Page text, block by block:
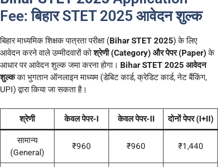
Fee: बिहार STET 2025 आवेदन शुल्क
बिहार माध्यमिक शिक्षक पात्रता परीक्षा (Bihar STET 2025) के लिए
आवेदन करने वाले उम्मीदवारों कोश्रेणी (Category) और पेपर (Paper) के
आधार पर आवेदन शुल्क जमा करना होगा। Bihar STET 2025 आवेदन
शुल्कका भुगतान ऑनलाइन माध्यम (डेबिट कार्ड, क्रेडिट कार्ड, नेट बैंकिंग,
UPI) द्वारा किया जा सकता है।
श्रेणी केवल पेपर-I केवल पेपर-II दोनों पेपर (I+II)
सामान्य
(General)
₹960 ₹960 ₹1,440